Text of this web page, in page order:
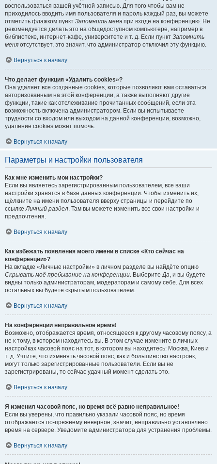
воспользоваться вашей учётной записью. Для того чтобы вам не
приходилось вводить имя пользователя и пароль каждый раз, вы можете
отметить флажком пункт Запомнить меня при входе на конференцию. Не
рекомендуется делать это на общедоступном компьютере, например в
библиотеке, интернет-кафе, университете и т. д. Если пункт Запомнить
меня отсутствует, это значит, что администратор отключил эту функцию.
Вернуться к началу
Что делает функция «Удалить cookies»?
Она удаляет все созданные cookies, которые позволяют вам оставаться
авторизованным на этой конференции, а также выполняют другие
функции, такие как отслеживание прочитанных сообщений, если эта
возможность включена администратором. Если вы испытываете
трудности со входом или выходом на данной конференции, возможно,
удаление cookies может помочь.
Вернуться к началу
Параметры и настройки пользователя
Как мне изменить мои настройки?
Если вы являетесь зарегистрированным пользователем, все ваши
настройки хранятся в базе данных конференции. Чтобы изменить их,
щёлкните на имени пользователя вверху страницы и перейдите по
ссылкеЛичный раздел. Там вы можете изменить все свои настройки и
предпочтения.
Вернуться к началу
Как избежать появления моего имени в списке «Кто сейчас на
конференции»?
На вкладке «Личные настройки» в личном разделе вы найдёте опцию
Скрывать моё пребывание на конференции. ВыберитеДа, и вы будете
видны только администраторам, модераторам и самому себе. Для всех
остальных вы будете скрытым пользователем.
Вернуться к началу
На конференции неправильное время!
Возможно, отображается время, относящееся к другому часовому поясу, а
не к тому, в котором находитесь вы. В этом случае измените в личных
настройках часовой пояс на тот, в котором вы находитесь: Москва, Киев и
т. д. Учтите, что изменять часовой пояс, как и большинство настроек,
могут только зарегистрированные пользователи. Если вы не
зарегистрированы, то сейчас удачный момент сделать это.
Вернуться к началу
Я изменил часовой пояс, но время всё равно неправильное!
Если вы уверены, что правильно указали часовой пояс, но время
отображается по-прежнему неверное, значит, неправильно установлено
время на сервере. Уведомите администратора для устранения проблемы.
Вернуться к началу